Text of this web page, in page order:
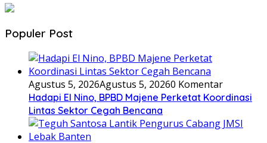
Populer Post
Agustus 5, 2026Agustus 5, 20260 Komentar
Hadapi El Nino, BPBD Majene Perketat Koordinasi
Lintas Sektor Cegah Bencana